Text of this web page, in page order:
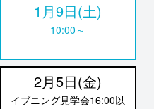
1月9日(土)
10:00～
2月5日(金)
イブニング見学会16:00以